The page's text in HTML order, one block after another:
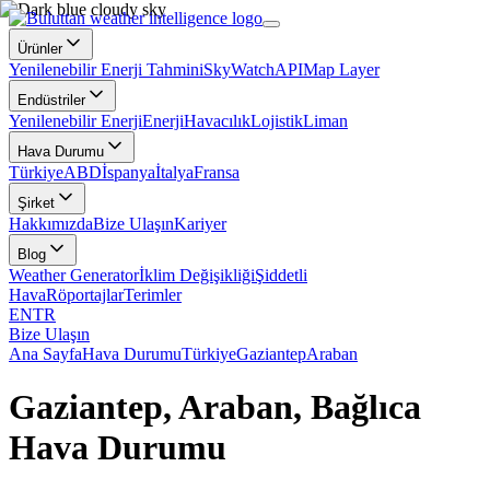
Ürünler
Yenilenebilir Enerji TahminiSkyWatchAPIMap Layer
Endüstriler
Yenilenebilir EnerjiEnerjiHavacılıkLojistikLiman
Hava Durumu
TürkiyeABDİspanyaİtalyaFransa
Şirket
HakkımızdaBize UlaşınKariyer
Blog
Weather Generatorİklim DeğişikliğiŞiddetli
HavaRöportajlarTerimler
ENTR
Bize Ulaşın
Ana SayfaHava DurumuTürkiyeGaziantepAraban
Gaziantep, Araban, Bağlıca
Hava Durumu